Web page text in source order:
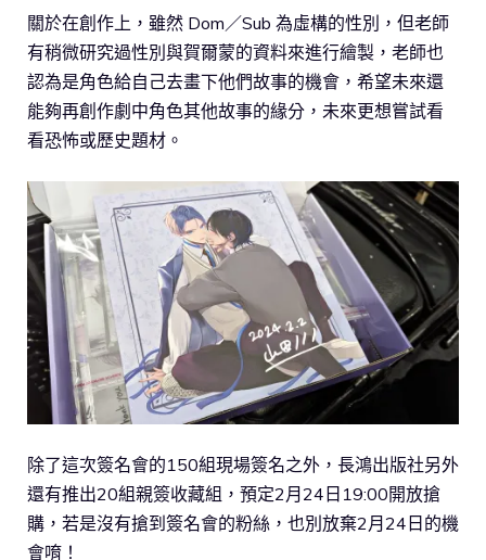
關於在創作上，雖然 Dom／Sub 為虛構的性別，但老師
有稍微研究過性別與賀爾蒙的資料來進行繪製，老師也
認為是角色給自己去畫下他們故事的機會，希望未來還
能夠再創作劇中角色其他故事的緣分，未來更想嘗試看
看恐怖或歷史題材。
除了這次簽名會的150組現場簽名之外，長鴻出版社另外
還有推出20組親簽收藏組，預定2月24日19:00開放搶
購，若是沒有搶到簽名會的粉絲，也別放棄2月24日的機
會唷！